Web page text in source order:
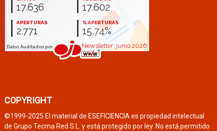
COPYRIGHT
©1999-2025 El material de ESEFICIENCIA es propiedad intelectual
de Grupo Tecma Red S.L. y está protegido por ley. No está permitido